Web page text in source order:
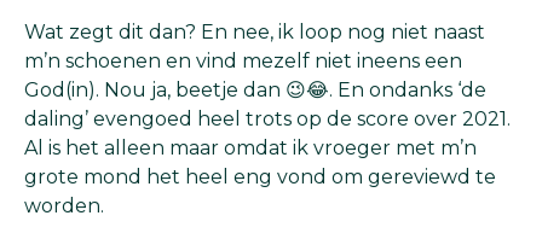
Wat zegt dit dan? En nee, ik loop nog niet naast
m’n schoenen en vind mezelf niet ineens een
God(in). Nou ja, beetje dan 😉😂. En ondanks ‘de
daling’ evengoed heel trots op de score over 2021.
Al is het alleen maar omdat ik vroeger met m’n
grote mond het heel eng vond om gereviewd te
worden.